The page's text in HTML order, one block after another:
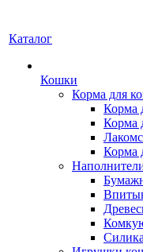
Каталог
Кошки
Корма для
Корма
Корма
Корма